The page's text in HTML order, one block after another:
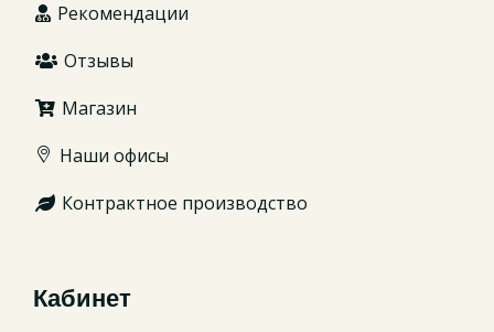
Рекомендации
Отзывы
Магазин
Наши офисы
Контрактное производство
Кабинет